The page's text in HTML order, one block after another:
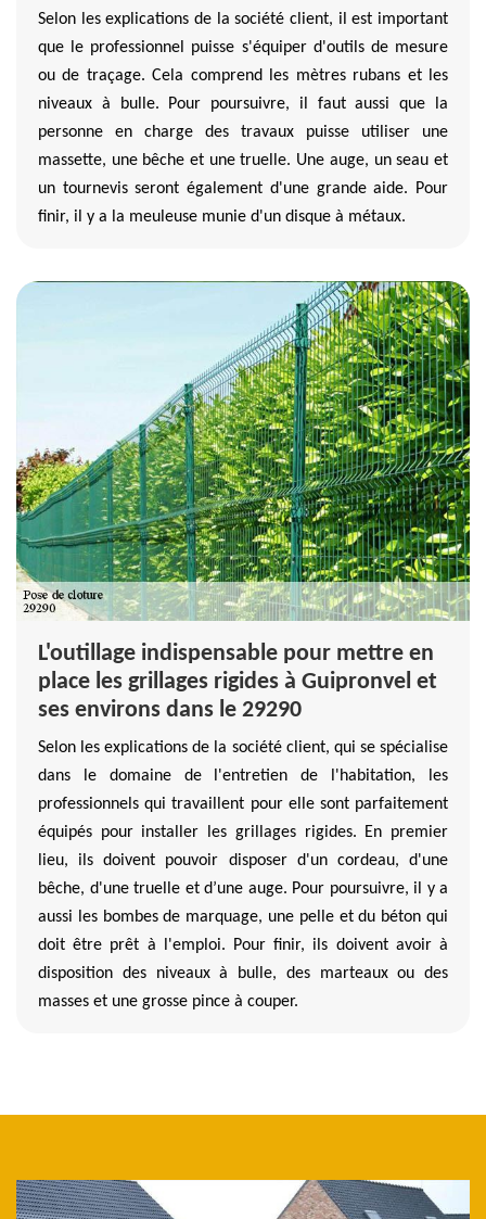
Selon les explications de la société client, il est important
que le professionnel puisse s'équiper d'outils de mesure
ou de traçage. Cela comprend les mètres rubans et les
niveaux à bulle. Pour poursuivre, il faut aussi que la
personne en charge des travaux puisse utiliser une
massette, une bêche et une truelle. Une auge, un seau et
un tournevis seront également d'une grande aide. Pour
finir, il y a la meuleuse munie d'un disque à métaux.
L'outillage indispensable pour mettre en
place les grillages rigides à Guipronvel et
ses environs dans le 29290
Selon les explications de la société client, qui se spécialise
dans le domaine de l'entretien de l'habitation, les
professionnels qui travaillent pour elle sont parfaitement
équipés pour installer les grillages rigides. En premier
lieu, ils doivent pouvoir disposer d'un cordeau, d'une
bêche, d'une truelle et d’une auge. Pour poursuivre, il y a
aussi les bombes de marquage, une pelle et du béton qui
doit être prêt à l'emploi. Pour finir, ils doivent avoir à
disposition des niveaux à bulle, des marteaux ou des
masses et une grosse pince à couper.